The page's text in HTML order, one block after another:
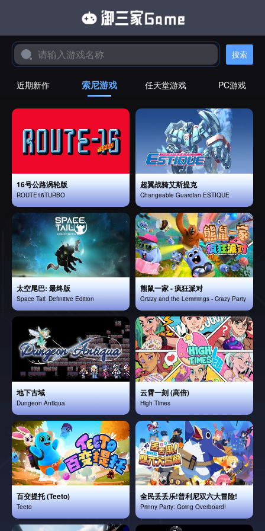
搜索
近期新作 索尼游戏 任天堂游戏 PC游戏
16号公路涡轮版
ROUTE16TURBO
超翼战骑艾斯提克
Changeable Guardian ESTIQUE
太空尾巴: 最终版
Space Tail: Definitive Edition
熊鼠一家 - 疯狂派对
Grizzy and the Lemmings - Crazy Party
地下古域
Dungeon Antiqua
云霄一刻 (高倍)
High Times
百变提托 (Teeto)
Teeto
全民丢丢乐!普利尼双六大冒险!
Prinny Party: Going Overboard!